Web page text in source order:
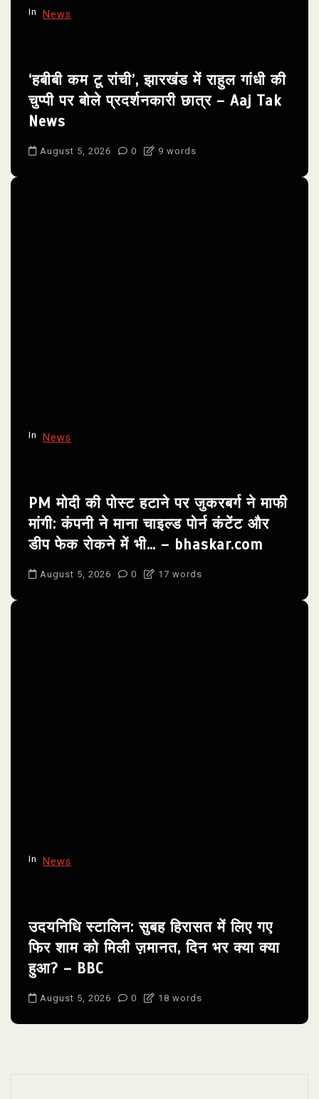
In News
‘हबीबी कम टू रांची’, झारखंड में राहुल गांधी की
चुप्पी पर बोले प्रदर्शनकारी छात्र – Aaj Tak
News
August 5, 2026 0 9 words
In News
PM मोदी की पोस्ट हटाने पर जुकरबर्ग ने माफी
मांगी: कंपनी ने माना चाइल्ड पोर्न कंटेंट और
डीप फेक रोकने में भी… – bhaskar.com
August 5, 2026 0 17 words
In News
उदयनिधि स्टालिन: सुबह हिरासत में लिए गए
फिर शाम को मिली ज़मानत, दिन भर क्या क्या
हुआ? – BBC
August 5, 2026 0 18 words